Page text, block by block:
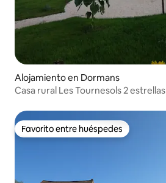
Alojamiento en Dormans
Casa rural Les Tournesols 2 estrellas
Favorito entre huéspedes
Favorito entre huéspedes